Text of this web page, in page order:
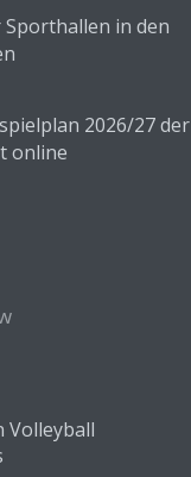
in den
2026/27 der
online